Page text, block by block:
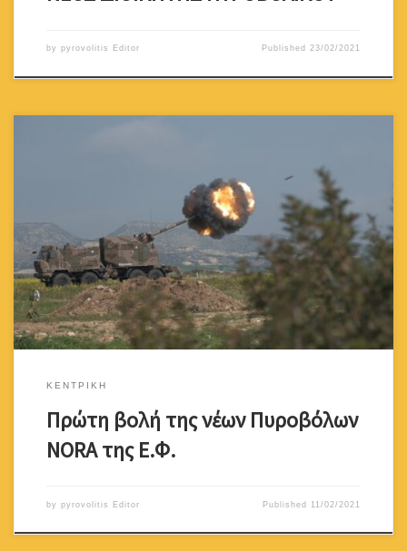
by pyrovolitis Editor Published23/02/2021
Στην παρουσία του Υπουργού Άμυνας κ. Χαράλαμπου Πετρίδη,
του Αρχηγού της Εθνικής Φρουράς Αντιστράτηγου Δημόκριτου
Ζερβάκη και του Πρέσβη της Σερβίας στην Κύπρο Marko
Blagojevic πραγματοποιήθηκε την Πέμπτη 11/2/2021, η πρώτη
βολή της 2ης μοίρας αυτοκινούμενων πυροβόλων Nora Alexander
TGS στο πεδίο βολής Κιτίου. Το οπλικό σύστημα Nora Alexander
TGS […]
ΚΕΝΤΡΙΚΗ
Πρώτη βολή της νέων Πυροβόλων
NORA της Ε.Φ.
by pyrovolitis Editor Published 11/02/2021